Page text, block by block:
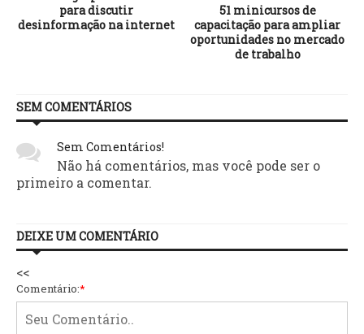
para discutir
desinformação na internet
51 minicursos de
capacitação para ampliar
oportunidades no mercado
de trabalho
SEM COMENTÁRIOS
Sem Comentários!
Não há comentários, mas você pode ser o
primeiro a comentar.
DEIXE UM COMENTÁRIO
<<
Comentário:*